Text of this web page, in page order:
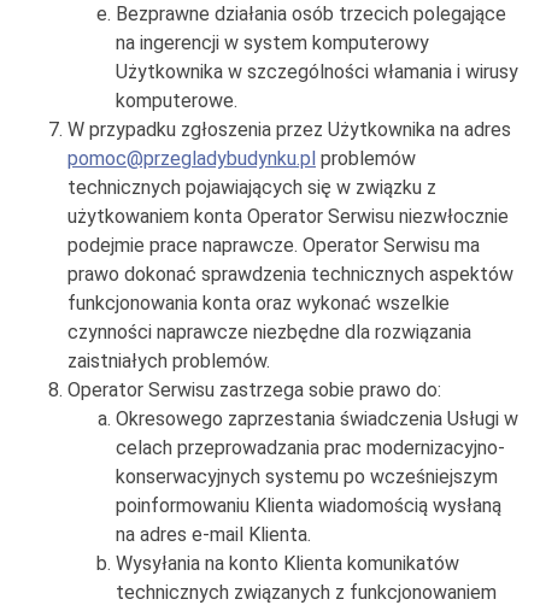
Bezprawne działania osób trzecich polegające
na ingerencji w system komputerowy
Użytkownika w szczególności włamania i wirusy
komputerowe.
W przypadku zgłoszenia przez Użytkownika na adres
pomoc@przegladybudynku.pl problemów
technicznych pojawiających się w związku z
użytkowaniem konta Operator Serwisu niezwłocznie
podejmie prace naprawcze. Operator Serwisu ma
prawo dokonać sprawdzenia technicznych aspektów
funkcjonowania konta oraz wykonać wszelkie
czynności naprawcze niezbędne dla rozwiązania
zaistniałych problemów.
Operator Serwisu zastrzega sobie prawo do:
Okresowego zaprzestania świadczenia Usługi w
celach przeprowadzania prac modernizacyjno-
konserwacyjnych systemu po wcześniejszym
poinformowaniu Klienta wiadomością wysłaną
na adres e-mail Klienta.
Wysyłania na konto Klienta komunikatów
technicznych związanych z funkcjonowaniem